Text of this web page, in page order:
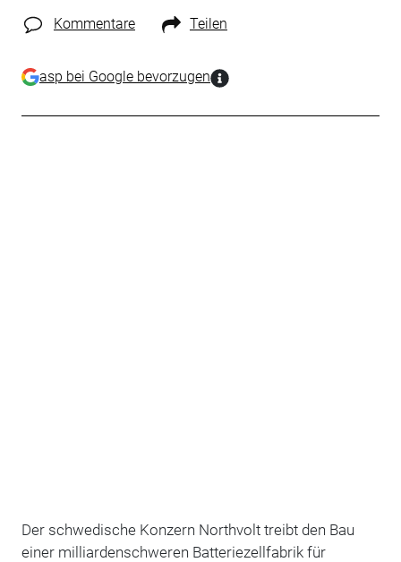
Kommentare Teilen
asp bei Google bevorzugen
Der schwedische Konzern Northvolt treibt den Bau
einer milliardenschweren Batteriezellfabrik für